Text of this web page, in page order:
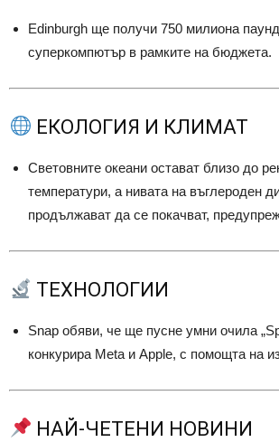
Edinburgh ще получи 750 милиона
суперкомпютър в рамките на бюджета.
ЕКОЛОГИЯ И КЛИМАТ
Световните океани остават близо до
температури, а нивата на въглероден
продължават да се покачват,
ТЕХНОЛОГИИ
Snap обяви, че ще пусне умни очила
конкурира Meta и Apple, с помощта на
НАЙ-ЧЕТЕНИ НОВИНИ